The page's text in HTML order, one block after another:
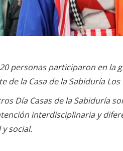
personas participaron en
de la Casa de la Sabiduría
Día Casas de la Sabiduría
interdisciplinaria y
social.